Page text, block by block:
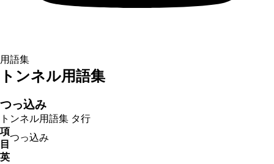
用語集
トンネル用語集
つっ込み
トンネル用語集 タ行
項
目
つっ込み
英